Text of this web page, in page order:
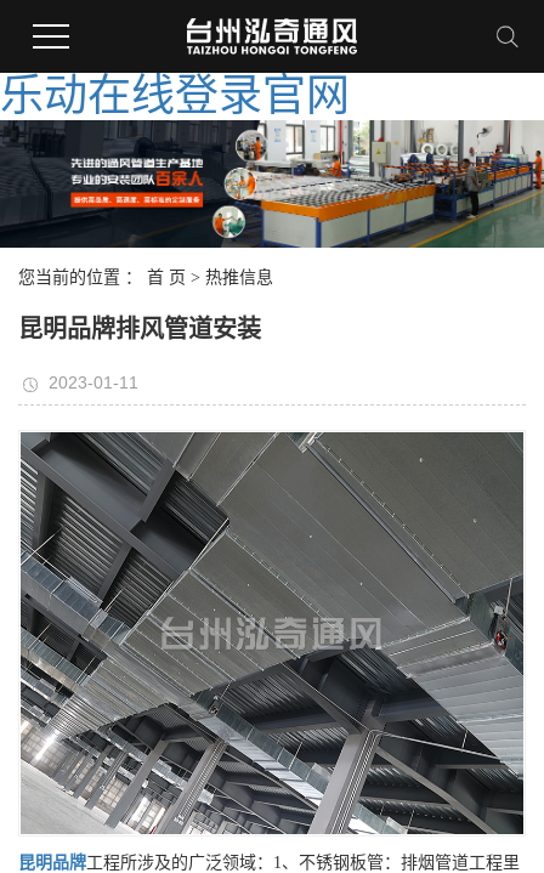
乐动在线登录官网
您当前的位置 ： 首 页 > 热推信息
昆明品牌排风管道安装
2023-01-11
昆明 品牌工程所涉及的广泛领域：1、不锈钢板管：排烟管道工程里